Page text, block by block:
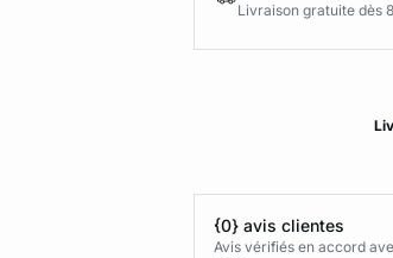
Livraison gratuite dès
{0} avis clientes
Avis vérifiés en accord